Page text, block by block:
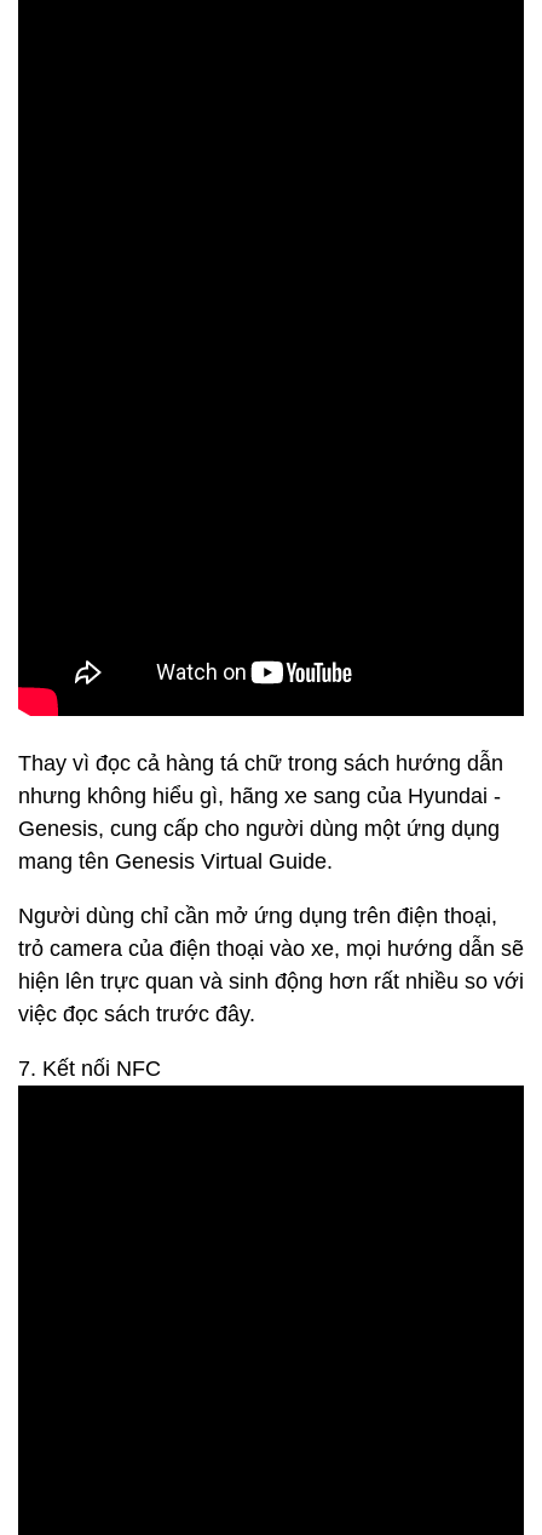
Thay vì đọc cả hàng tá chữ trong sách hướng dẫn
nhưng không hiểu gì, hãng xe sang của Hyundai -
Genesis, cung cấp cho người dùng một ứng dụng
mang tên Genesis Virtual Guide.
Người dùng chỉ cần mở ứng dụng trên điện thoại,
trỏ camera của điện thoại vào xe, mọi hướng dẫn sẽ
hiện lên trực quan và sinh động hơn rất nhiều so với
việc đọc sách trước đây.
7. Kết nối NFC